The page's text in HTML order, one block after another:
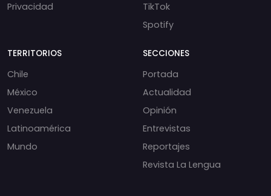
Privacidad
TikTok
Spotify
TERRITORIOS
Chile
México
Venezuela
Latinoamérica
Mundo
SECCIONES
Portada
Actualidad
Opinión
Entrevistas
Reportajes
Revista La Lengua